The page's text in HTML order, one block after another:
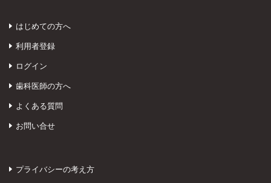
はじめての方へ
利用者登録
ログイン
歯科医師の方へ
よくある質問
お問い合せ
プライバシーの考え方